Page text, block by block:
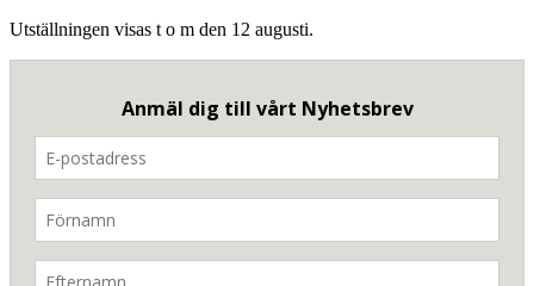
Utställningen visas t o m den 12 augusti.